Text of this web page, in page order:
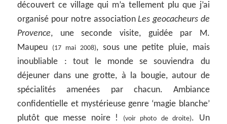
découvert ce village qui m’a tellement plu que j’ai
organisé pour notre associationLes geocacheurs de
Provence, une seconde visite, guidée par M.
Maupeu
(17 mai 2008), sous une petite pluie, mais
inoubliable : tout le monde se souviendra du
déjeuner dans une grotte, à la bougie, autour de
spécialités amenées par chacun. Ambiance
confidentielle et mystérieuse genre ‘magie blanche’
plutôt que messe noire !
(voir photo de droite). Un